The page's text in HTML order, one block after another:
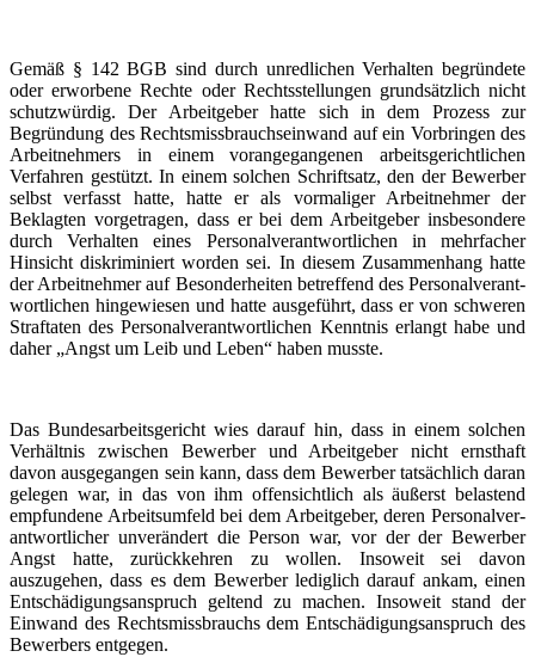
Gemäß § 142 BGB sind durch unredlichen Verhalten begründete
oder erworbene Rechte oder Rechts­stel­lungen grundsätzlich nicht
schutz­würdig. Der Arbeitgeber hatte sich in dem Prozess zur
Begründung des Rechts­miss­brauchs­einwand auf ein Vorbringen des
Arbeit­nehmers in einem vorange­gangenen arbeits­ge­richt­lichen
Verfahren gestützt. In einem solchen Schriftsatz, den der Bewerber
selbst verfasst hatte, hatte er als vormaliger Arbeit­nehmer der
Beklagten vorgetragen, dass er bei dem Arbeitgeber insbesondere
durch Verhalten eines Personal­ver­ant­wort­lichen in mehrfacher
Hinsicht diskri­miniert worden sei. In diesem Zusammenhang hatte
der Arbeit­nehmer auf Besonder­heiten betreffend des Personal­ver­ant­
wort­lichen hingewiesen und hatte ausgeführt, dass er von schweren
Straftaten des Personal­ver­ant­wort­lichen Kenntnis erlangt habe und
daher „Angst um Leib und Leben“ haben musste.
Das Bundes­ar­beits­gericht wies darauf hin, dass in einem solchen
Verhältnis zwischen Bewerber und Arbeitgeber nicht ernsthaft
davon ausgegangen sein kann, dass dem Bewerber tatsächlich daran
gelegen war, in das von ihm offensichtlich als äußerst belastend
empfundene Arbeits­umfeld bei dem Arbeitgeber, deren Personal­ver­
ant­wort­licher unverändert die Person war, vor der der Bewerber
Angst hatte, zurück­kehren zu wollen. Insoweit sei davon
auszugehen, dass es dem Bewerber lediglich darauf ankam, einen
Entschä­di­gungs­an­spruch geltend zu machen. Insoweit stand der
Einwand des Rechts­miss­brauchs dem Entschä­di­gungs­an­spruch des
Bewerbers entgegen.